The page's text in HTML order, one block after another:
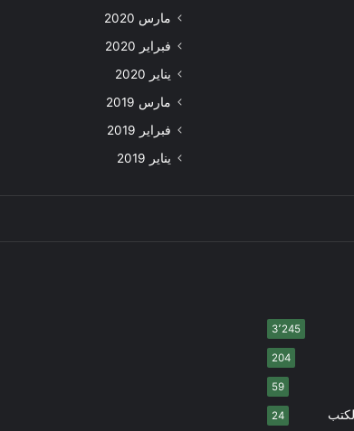
مارس 2020
فبراير 2020
يناير 2020
مارس 2019
فبراير 2019
يناير 2019
3٬245
204
59
24